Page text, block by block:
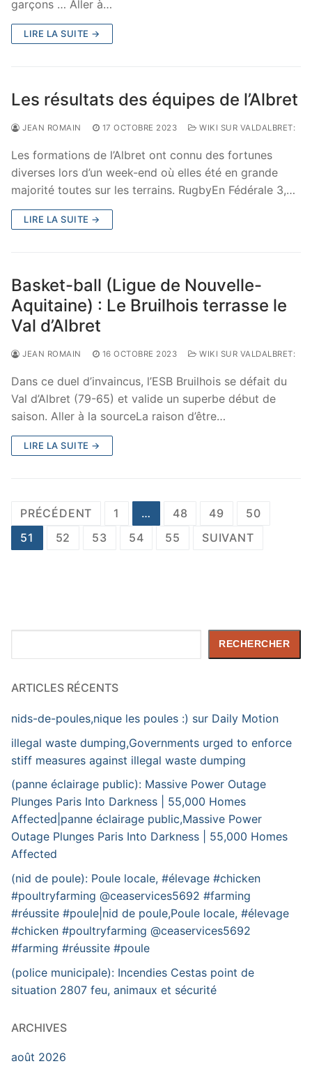
garçons … Aller à…
LIRE LA SUITE →
Les résultats des équipes de l’Albret
JEAN ROMAIN 17 OCTOBRE 2023 WIKI SUR VALDALBRET:
Les formations de l’Albret ont connu des fortunes
diverses lors d’un week-end où elles été en grande
majorité toutes sur les terrains. RugbyEn Fédérale 3,…
LIRE LA SUITE →
Basket-ball (Ligue de Nouvelle-
Aquitaine) : Le Bruilhois terrasse le
Val d’Albret
JEAN ROMAIN 16 OCTOBRE 2023 WIKI SUR VALDALBRET:
Dans ce duel d’invaincus, l’ESB Bruilhois se défait du
Val d’Albret (79-65) et valide un superbe début de
saison. Aller à la sourceLa raison d’être…
LIRE LA SUITE →
Pagination
des
PRÉCÉDENT 1 … 48 49
50
51
52 53 54 55 SUIVANT
RECHERCHER
ARTICLES RÉCENTS
nids-de-poules,nique les poules :) sur Daily Motion
illegal waste dumping,Governments urged to enforce
stiff measures against illegal waste dumping
(panne éclairage public): Massive Power Outage
Plunges Paris Into Darkness | 55,000 Homes
Affected|panne éclairage public,Massive Power
Outage Plunges Paris Into Darkness | 55,000 Homes
Affected
(nid de poule): Poule locale, #élevage #chicken
#poultryfarming @ceaservices5692 #farming
#réussite #poule|nid de poule,Poule locale, #élevage
#chicken #poultryfarming @ceaservices5692
#farming #réussite #poule
(police municipale): Incendies Cestas point de
situation 2807 feu, animaux et sécurité
ARCHIVES
août 2026